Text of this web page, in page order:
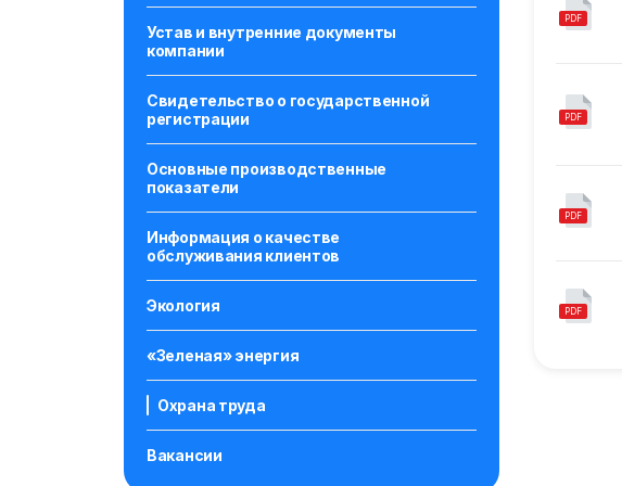
Устав и внутренние документы
компании
Свидетельство о государственной
регистрации
Основные производственные
показатели
Информация о качестве
обслуживания клиентов
Экология
«Зеленая» энергия
Охрана труда
Вакансии
PDF
PDF
PDF
PDF